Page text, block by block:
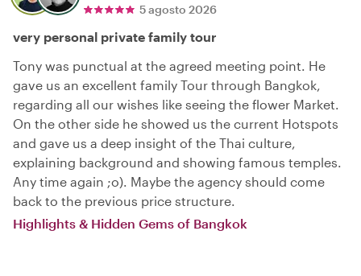
5 agosto 2026
very personal private family tour
Tony was punctual at the agreed meeting point. He
gave us an excellent family Tour through Bangkok,
regarding all our wishes like seeing the flower Market.
On the other side he showed us the current Hotspots
and gave us a deep insight of the Thai culture,
explaining background and showing famous temples.
Any time again ;o). Maybe the agency should come
back to the previous price structure.
Highlights & Hidden Gems of Bangkok